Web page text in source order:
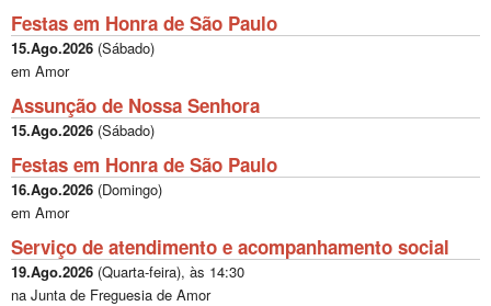
Festas em Honra de São Paulo
15.Ago.2026 (Sábado)
em Amor
Assunção de Nossa Senhora
15.Ago.2026 (Sábado)
Festas em Honra de São Paulo
16.Ago.2026 (Domingo)
em Amor
Serviço de atendimento e acompanhamento social
19.Ago.2026 (Quarta-feira), às 14:30
na Junta de Freguesia de Amor